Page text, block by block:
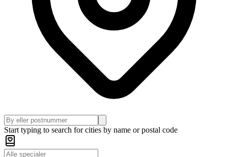
Start typing to search for cities by name or postal code